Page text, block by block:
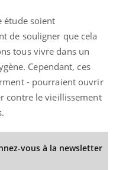
étude soient
de souligner que cela
tous vivre dans un
Cependant, ces
- pourraient ouvrir
contre le vieillissement
vous à la newsletter